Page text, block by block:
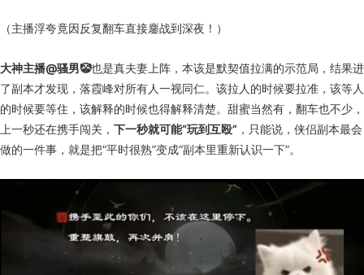
（主播浮夸竟因反复翻车直接鏖战到深夜！）
大神主播@骚男🤡也是真夫妻上阵，本该是默契值拉满的示范局，结果进
了副本才发现，落霞峰对所有人一视同仁。该拉人的时候要拉准，该等人
的时候要等住，该解释的时候也得解释清楚。甜蜜当然有，翻车也不少，
上一秒还在携手闯关， 下一秒就可能“玩到互殴” ，只能说，侠侣副本最会
做的一件事，就是把“平时很熟”变成“副本里重新认识一下”。